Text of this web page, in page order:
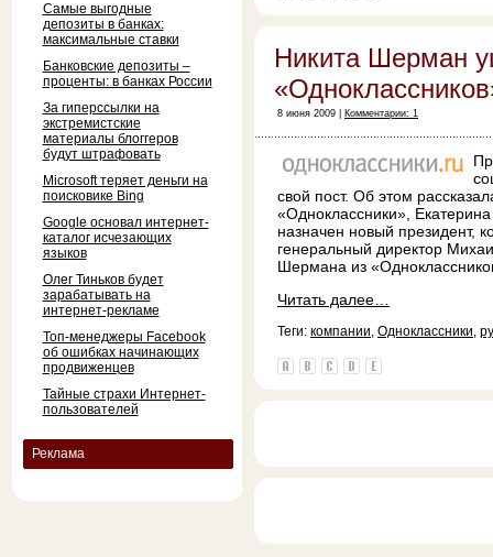
Самые выгодные
депозиты в банках:
максимальные ставки
Банковские депозиты –
проценты: в банках России
За гиперссылки на
экстремистские
материалы блоггеров
будут штрафовать
Microsoft теряет деньги на
поисковике Bing
Google основал интернет-
каталог исчезающих
языков
Олег Тиньков будет
зарабатывать на
интернет-рекламе
Топ-менеджеры Facebook
об ошибках начинающих
продвиженцев
Тайные страхи Интернет-
пользователей
Реклама
Никита Шерман
8 июня 2009 | Комментарии: 1
свой пост. Об этом
«Одноклассники»,
назначен новый президент,
генеральный директор
Шермана из
Читать далее…
Теги: компании, Одноклассники,